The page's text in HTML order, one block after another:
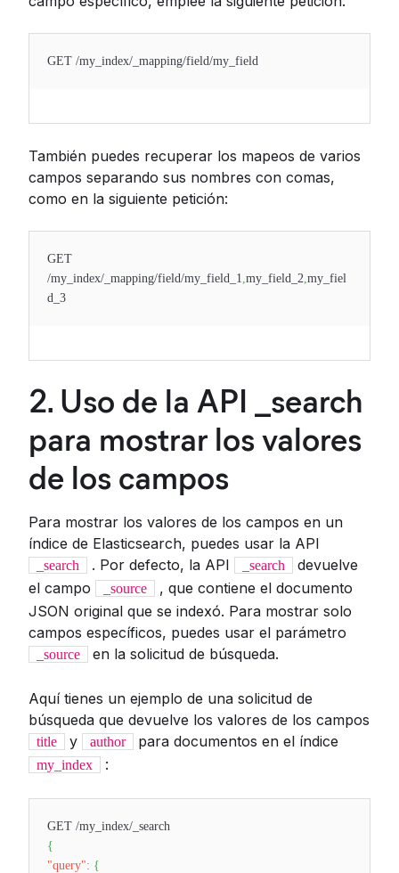
GET /my_index/_mapping/field/my_field
También puedes recuperar los mapeos de varios
campos separando sus nombres con comas,
como en la siguiente petición:
GET
/my_index/_mapping/field/my_field_1,my_field_2,my_fiel
d_3
2. Uso de la API _search
para mostrar los valores
de los campos
Para mostrar los valores de los campos en un
índice de Elasticsearch, puedes usar la API
_search . Por defecto, la API _search
devuelve
el campo
_source
, que contiene el documento
JSON original que se indexó. Para mostrar solo
campos específicos, puedes usar el parámetro
_source en la solicitud de búsqueda.
Aquí tienes un ejemplo de una solicitud de
búsqueda que devuelve los valores de los campos
title y author para documentos en el índice
my_index :
GET /my_index/_search
{
"query": {